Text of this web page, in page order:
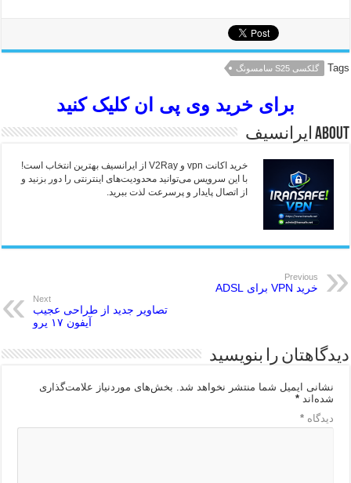
Tags گلکسی S25 سامسونگ
برای خرید وی پی ان کلیک کنید
About ایرانسیف
خرید اکانت vpn و V2Ray از ایرانسیف بهترین انتخاب است!
با این سرویس می‌توانید محدودیت‌های اینترنتی را دور بزنید و
از اتصال پایدار و پرسرعت لذت ببرید.
Previous
خرید VPN برای ADSL
Next
تصاویر جدید از طراحی عجیب
آیفون ۱۷ پرو
دیدگاهتان را بنویسید
نشانی ایمیل شما منتشر نخواهد شد. بخش‌های موردنیاز علامت‌گذاری
شده‌اند*
دیدگاه*